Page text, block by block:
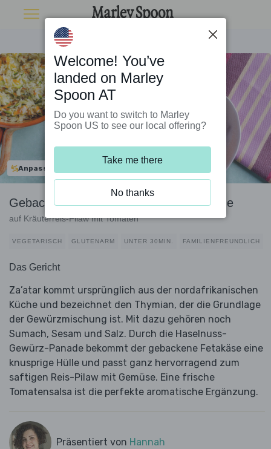
Anpassbar
Gebackener Feta in Za'atar-Nuss-Panade
auf Kräuterreis-Pilaw mit Tomaten
VEGETARISCH GLUTENARM UNTER 30MIN. FAMILIENFREUNDLICH
Das Gericht
Za’atar kommt ursprünglich aus der nordafrikanischen
Küche und bezeichnet den Thymian, der die Grundlage
der Gewürzmischung ist. Mit dazu gehören noch
Sumach, Sesam und Salz. Durch die Haselnuss-
Gewürz-Panade bekommt der gebackene Fetakäse eine
knusprige Hülle und passt ganz hervorragend zum
saftigen Reis-Pilaw mit Gemüse. Eine frische
Tomatensalsa ist die perfekte aromatische Ergänzung.
Präsentiert von Hannah
Welcome! You’ve
landed on Marley
Spoon AT
Do you want to switch to Marley
Spoon US to see our local offering?
Take me there
No thanks